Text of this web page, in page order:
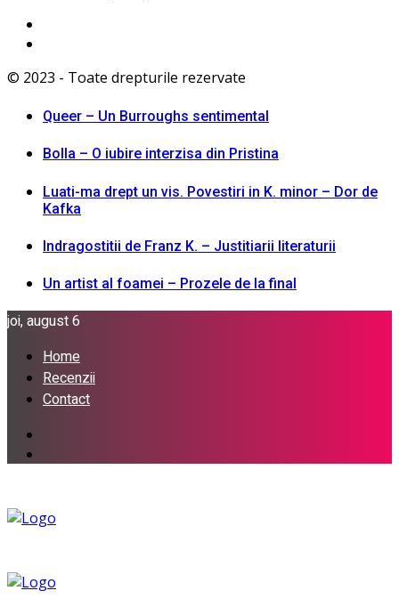
© 2023 - Toate drepturile rezervate
Queer – Un Burroughs sentimental
Bolla – O iubire interzisa din Pristina
Luati-ma drept un vis. Povestiri in K. minor – Dor de
Kafka
Indragostitii de Franz K. – Justitiarii literaturii
Un artist al foamei – Prozele de la final
joi, august 6
Home
Recenzii
Contact